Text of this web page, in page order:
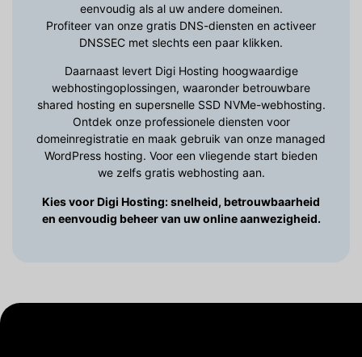
eenvoudig als al uw andere domeinen.
Profiteer van onze gratis DNS-diensten en activeer
DNSSEC met slechts een paar klikken.
Daarnaast levert Digi Hosting hoogwaardige
webhostingoplossingen, waaronder betrouwbare
shared hosting en supersnelle SSD NVMe-webhosting.
Ontdek onze professionele diensten voor
domeinregistratie en maak gebruik van onze managed
WordPress hosting. Voor een vliegende start bieden
we zelfs gratis webhosting aan.
Kies voor Digi Hosting: snelheid, betrouwbaarheid
en eenvoudig beheer van uw online aanwezigheid.